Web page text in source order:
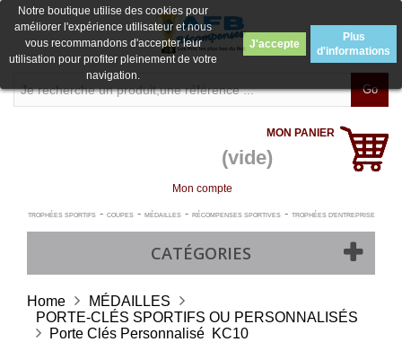
Go
MON PANIER
(vide)
Mon compte
TROPHÉES SPORTIFS- COUPES- MÉDAILLES- RÉCOMPENSES SPORTIVES- TROPHÉES D'ENTREPRISE
CATÉGORIES
Notre boutique utilise des cookies pour
améliorer l'expérience utilisateur et nous
vous recommandons d'accepter leur
utilisation pour profiter pleinement de votre
navigation.
J'accepte
Plus
d'informations
Home
MÉDAILLES
PORTE-CLÉS SPORTIFS OU PERSONNALISÉS
Porte Clés Personnalisé  KC10